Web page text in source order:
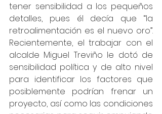
tener sensibilidad a los pequeños
detalles, pues él decía que “la
retroalimentación es el nuevo oro”.
Recientemente, el trabajar con el
alcalde Miguel Treviño le dotó de
sensibilidad política y de alto nivel
para identificar los factores que
posiblemente podrían frenar un
proyecto, así como las condiciones